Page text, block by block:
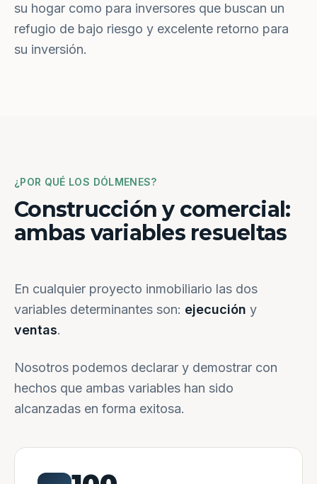
su hogar como para inversores que buscan un
refugio de bajo riesgo y excelente retorno para
su inversión.
¿POR QUÉ LOS DÓLMENES?
Construcción y comercial:
ambas variables resueltas
En cualquier proyecto inmobiliario las dos
variables determinantes son: ejecución y
ventas.
Nosotros podemos declarar y demostrar con
hechos que ambas variables han sido
alcanzadas en forma exitosa.